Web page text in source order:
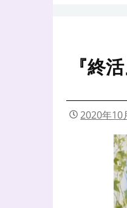
『終
2020年10